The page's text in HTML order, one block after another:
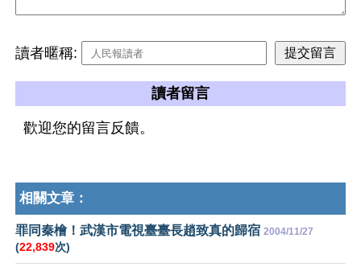
讀者暱稱:
讀者留言
歡迎您的留言反饋。
相關文章：
罪同秦檜！武漢市電視臺臺長趙致真的歸宿 2004/11/27
(22,839次)